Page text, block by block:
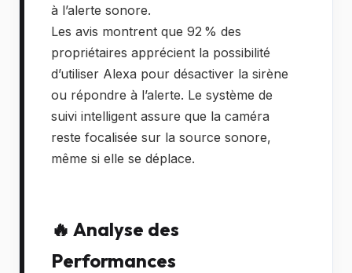
à l’alerte sonore.
Les avis montrent que 92 % des
propriétaires apprécient la possibilité
d’utiliser Alexa pour désactiver la sirène
ou répondre à l’alerte. Le système de
suivi intelligent assure que la caméra
reste focalisée sur la source sonore,
même si elle se déplace.
🔥 Analyse des
Performances